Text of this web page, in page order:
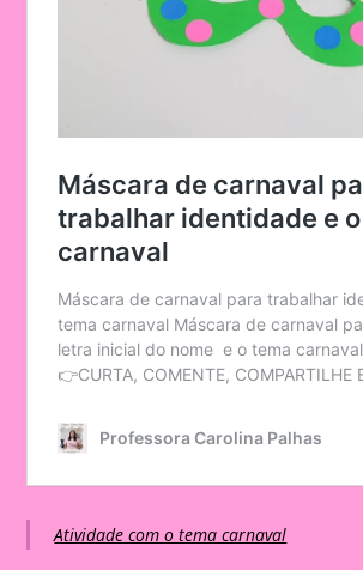
Atividade com o tema carnaval